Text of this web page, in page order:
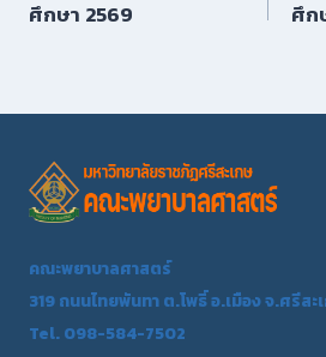
ศึกษา 2569
ศึก
คณะพยาบาลศาสตร์
319 ถนนไทยพันทา ต.โพธิ์ อ.เมือง จ.ศรีส
Tel. 098-584-7502